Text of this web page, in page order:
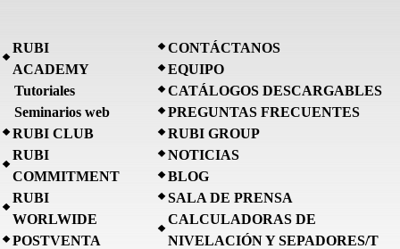
RUBI
ACADEMY
Tutoriales
Seminarios web
RUBI CLUB
RUBI
COMMITMENT
RUBI
WORLWIDE
POSTVENTA
CONTÁCTANOS
EQUIPO
CATÁLOGOS DESCARGABLES
PREGUNTAS FRECUENTES
RUBI GROUP
NOTICIAS
BLOG
SALA DE PRENSA
CALCULADORAS DE
NIVELACIÓN Y SEPADORES/T